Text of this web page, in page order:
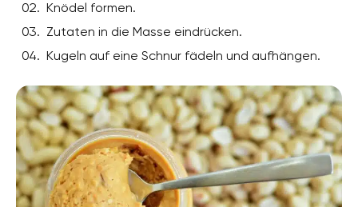
Knödel formen.
Zutaten in die Masse eindrücken.
Kugeln auf eine Schnur fädeln und aufhängen.